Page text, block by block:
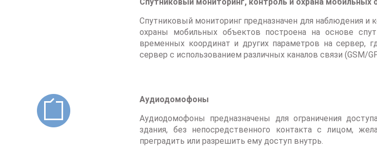
Спутниковый мониторинг предназначен для наблюдения и
охраны мобильных объектов построена на основе
временных координат и других параметров на сервер,
сервер с использованием различных каналов связи (GSM/
Аудиодомофоны
Аудиодомофоны предназначены для ограничения
здания, без непосредственного контакта с лицом,
преградить или разрешить ему доступ внутрь.